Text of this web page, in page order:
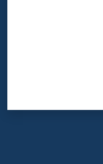
Seguici